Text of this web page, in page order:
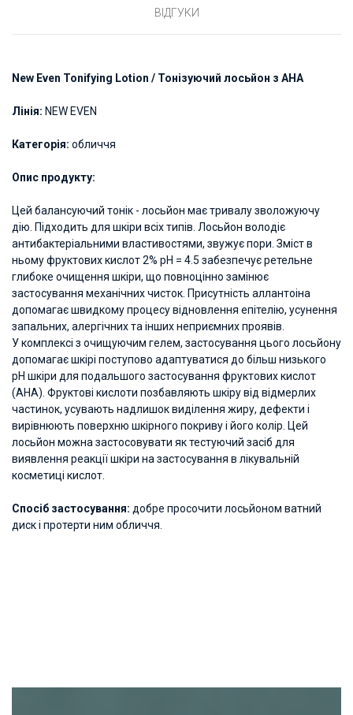
ВІДГУКИ
New Even Tonifying Lotion / Тонізуючий лосьйон з АНА
Лінія: NEW EVEN
Категорія: обличчя
Опис продукту:
Цей балансуючий тонік - лосьйон має тривалу зволожуючу
дію. Підходить для шкіри всіх типів. Лосьйон володіє
антибактеріальними властивостями, звужує пори. Зміст в
ньому фруктових кислот 2% рН = 4.5 забезпечує ретельне
глибоке очищення шкіри, що повноцінно замінює
застосування механічних чисток. Присутність аллантоіна
допомагає швидкому процесу відновлення епітелію, усунення
запальних, алергічних та інших неприємних проявів.
У комплексі з очищуючим гелем, застосування цього лосьйону
допомагає шкірі поступово адаптуватися до більш низького
рН шкіри для подальшого застосування фруктових кислот
(АНА). Фруктові кислоти позбавляють шкіру від відмерлих
частинок, усувають надлишок виділення жиру, дефекти і
вирівнюють поверхню шкірного покриву і його колір. Цей
лосьйон можна застосовувати як тестуючий засіб для
виявлення реакції шкіри на застосування в лікувальній
косметиці кислот.
Спосіб застосування: добре просочити лосьйоном ватний
диск і протерти ним обличчя.